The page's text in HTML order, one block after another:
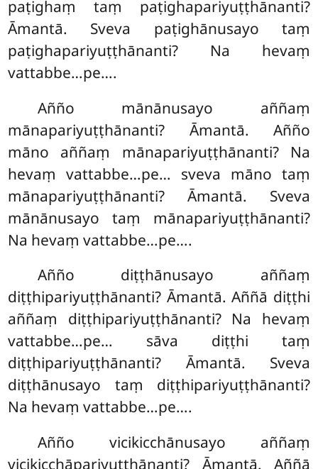
paṭighaṃ taṃ paṭighapariyuṭṭhānanti?
Āmantā. Sveva paṭighānusayo taṃ
paṭighapariyuṭṭhānanti? Na hevaṃ
vattabbe…pe….
Añño mānānusayo aññaṃ
mānapariyuṭṭhānanti? Āmantā. Añño
māno aññaṃ mānapariyuṭṭhānanti? Na
hevaṃ vattabbe…pe… sveva māno taṃ
mānapariyuṭṭhānanti? Āmantā. Sveva
mānānusayo taṃ mānapariyuṭṭhānanti?
Na hevaṃ vattabbe…pe….
Añño diṭṭhānusayo aññaṃ
diṭṭhipariyuṭṭhānanti? Āmantā. Aññā diṭṭhi
aññaṃ diṭṭhipariyuṭṭhānanti? Na hevaṃ
vattabbe…pe… sāva diṭṭhi taṃ
diṭṭhipariyuṭṭhānanti? Āmantā. Sveva
diṭṭhānusayo taṃ diṭṭhipariyuṭṭhānanti?
Na hevaṃ vattabbe…pe….
Añño vicikicchānusayo aññaṃ
vicikicchāpariyuṭṭhānanti? Āmantā. Aññā